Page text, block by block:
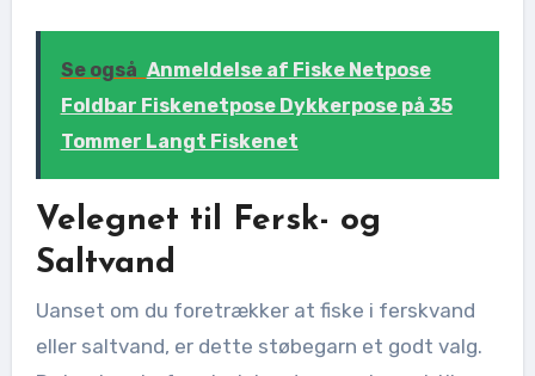
Se også Anmeldelse af Fiske Netpose
Foldbar Fiskenetpose Dykkerpose på 35
Tommer Langt Fiskenet
Velegnet til Fersk- og
Saltvand
Uanset om du foretrækker at fiske i ferskvand
eller saltvand, er dette støbegarn et godt valg.